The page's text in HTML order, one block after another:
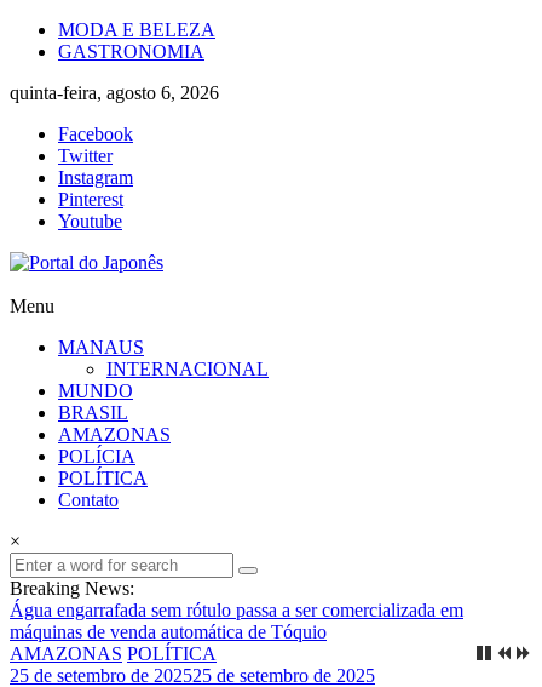
Skip
MODA E BELEZA
GASTRONOMIA
quinta-feira, agosto 6, 2026
Facebook
Twitter
Instagram
Pinterest
Youtube
Portal
Japonês
Japão
mais
perto
Menu
MANAUS
INTERNACIONAL
MUNDO
BRASIL
AMAZONAS
POLÍCIA
POLÍTICA
Contato
×
Breaking News:
Água engarrafada sem rótulo passa a ser comercializada em
máquinas de venda automática de Tóquio
AMAZONAS POLÍTICA
25 de setembro de 202525 de setembro de 2025